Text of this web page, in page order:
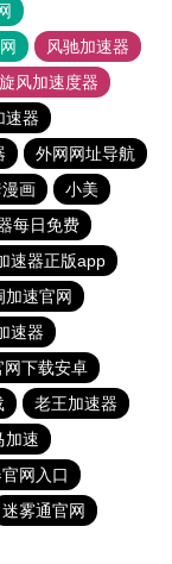
风驰加速器
旋风加速度器
速器
外网网址导航
画
小美
每日免费
速器正版app
加速官网
速器
网下载安卓
老王加速器
加速
网入口
迷雾通官网